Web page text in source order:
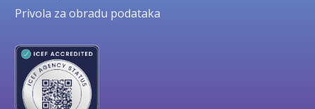
Privola za obradu podataka